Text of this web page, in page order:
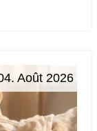
Août 2026